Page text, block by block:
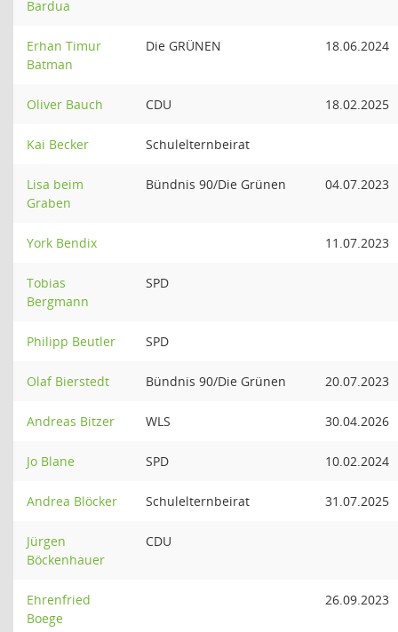
Bardua
Erhan Timur
Batman
Die GRÜNEN 18.06.2024
Oliver Bauch CDU 18.02.2025
Kai Becker Schulelternbeirat
Lisa beim
Graben
Bündnis 90/Die Grünen 04.07.2023
York Bendix 11.07.2023
Tobias
Bergmann
SPD
Philipp Beutler SPD
Olaf Bierstedt Bündnis 90/Die Grünen 20.07.2023
Andreas Bitzer WLS 30.04.2026
Jo Blane SPD 10.02.2024
Andrea Blöcker Schulelternbeirat 31.07.2025
Jürgen
Böckenhauer
CDU
Ehrenfried
Boege
26.09.2023